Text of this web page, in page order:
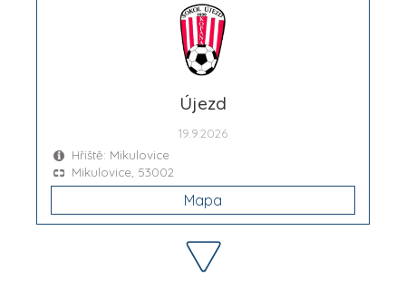
Újezd
19.9.2026
Hřiště: Mikulovice
Mikulovice, 53002
Mapa